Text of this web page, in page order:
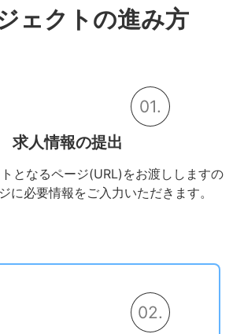
ェクトの進み方
01.
求人情報の提出
となるページ(URL)をお渡ししますの
に必要情報をご入力いただきます。
02.